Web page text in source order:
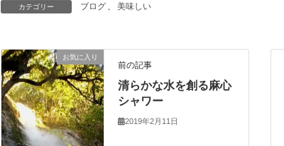
カテゴリー ブログ 美味しい
お気に入り
前の記事
清らかな水を創る麻心
シャワー
2019年2月11日